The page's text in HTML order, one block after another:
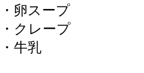
・卵スープ
・クレープ
・牛乳